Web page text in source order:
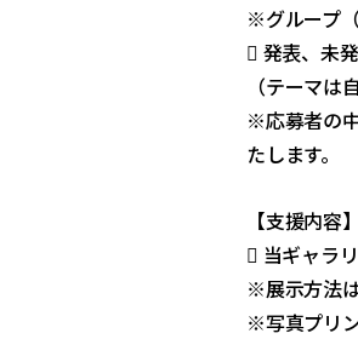
※グループ
 発表、未
（テーマは
※応募者の
たします。
【支援内容
 当ギャラ
※展示方法
※写真プリ